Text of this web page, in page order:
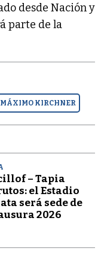
desde Nación y
parte de la
MÁXIMO KIRCHNER
– Tapia
el Estadio
será sede de
2026